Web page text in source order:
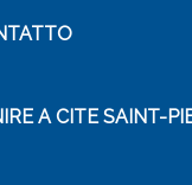
A CITE SAINT-